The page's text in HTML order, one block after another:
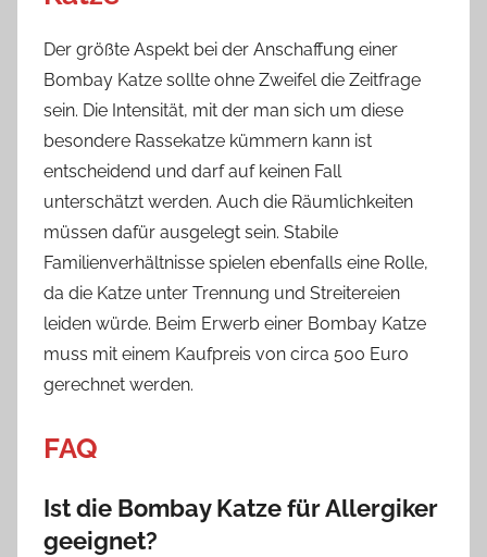
Der größte Aspekt bei der Anschaffung einer
Bombay Katze sollte ohne Zweifel die Zeitfrage
sein. Die Intensität, mit der man sich um diese
besondere Rassekatze kümmern kann ist
entscheidend und darf auf keinen Fall
unterschätzt werden. Auch die Räumlichkeiten
müssen dafür ausgelegt sein. Stabile
Familienverhältnisse spielen ebenfalls eine Rolle,
da die Katze unter Trennung und Streitereien
leiden würde. Beim Erwerb einer Bombay Katze
muss mit einem Kaufpreis von circa 500 Euro
gerechnet werden.
FAQ
Ist die Bombay Katze für Allergiker
geeignet?